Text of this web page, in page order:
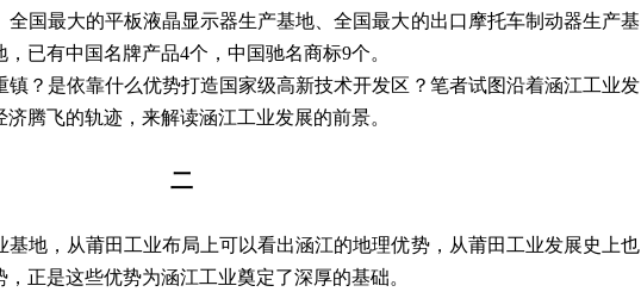
国最大的平板液晶显示器生产基地、全国最大的出口摩托车制动器生产基
已有中国名牌产品4个，中国驰名商标9个。
？是依靠什么优势打造国家级高新技术开发区？笔者试图沿着涵江工业发
腾飞的轨迹，来解读涵江工业发展的前景。
二
地，从莆田工业布局上可以看出涵江的地理优势，从莆田工业发展史上也
正是这些优势为涵江工业奠定了深厚的基础。